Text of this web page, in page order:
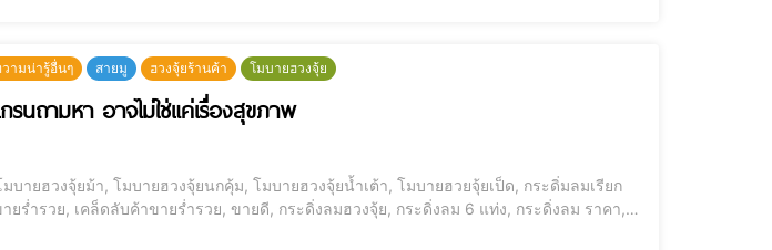
ามน่ารู้อื่นๆ สายมู ฮวงจุ้ยร้านค้า โมบายฮวงจุ้ย
นถามหา อาจไม่ใช่แค่เรื่องสุขภาพ
บายฮวงจุ้ยม้า, โมบายฮวงจุ้ยนกคุ้ม, โมบายฮวงจุ้ยน้ำเต้า, โมบายฮวยจุ้ยเป็ด, กระดิ่มลมเรียก
ยร่ำรวย, เคล็ดลับค้าขายร่ำรวย, ขายดี, กระดิ่งลมฮวงจุ้ย, กระดิ่งลม 6 แท่ง, กระดิ่งลม ราคา,